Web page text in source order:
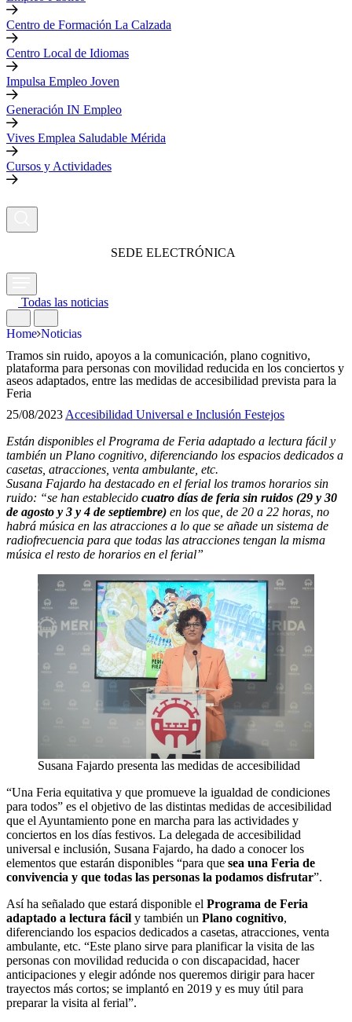
Centro de Formación La Calzada
Centro Local de Idiomas
Impulsa Empleo Joven
Generación IN Empleo
Vives Emplea Saludable Mérida
Cursos y Actividades
SEDE ELECTRÓNICA
Todas las noticias
Home Noticias
Tramos sin ruido, apoyos a la comunicación, plano cognitivo,
plataforma para personas con movilidad reducida en los conciertos y
aseos adaptados, entre las medidas de accesibilidad prevista para la
Feria
25/08/2023Accesibilidad Universal e Inclusión Festejos
Están disponibles el Programa de Feria adaptado a lectura fácil y
también un Plano cognitivo, diferenciando los espacios dedicados a
casetas, atracciones, venta ambulante, etc.
Susana Fajardo ha destacado en el ferial los tramos horarios sin
ruido: “se han establecido cuatro días de feria sin ruidos (29 y 30
de agosto y 3 y 4 de septiembre) en los que, de 20 a 22 horas, no
habrá música en las atracciones a lo que se añade un sistema de
radiofrecuencia para que todas las atracciones tengan la misma
música el resto de horarios en el ferial”
Susana Fajardo presenta las medidas de accesibilidad
“Una Feria equitativa y que promueve la igualdad de condiciones
para todos” es el objetivo de las distintas medidas de accesibilidad
que el Ayuntamiento pone en marcha para las actividades y
conciertos en los días festivos. La delegada de accesibilidad
universal e inclusión, Susana Fajardo, ha dado a conocer los
elementos que estarán disponibles “para que sea una Feria de
convivencia y que todas las personas la podamos disfrutar”.
Así ha señalado que estará disponible el Programa de Feria
adaptado a lectura fácil y también un Plano cognitivo,
diferenciando los espacios dedicados a casetas, atracciones, venta
ambulante, etc. “Este plano sirve para planificar la visita de las
personas con movilidad reducida o con discapacidad, hacer
anticipaciones y elegir adónde nos queremos dirigir para hacer
trayectos más cortos; se implantó en 2019 y es muy útil para
preparar la visita al ferial”.